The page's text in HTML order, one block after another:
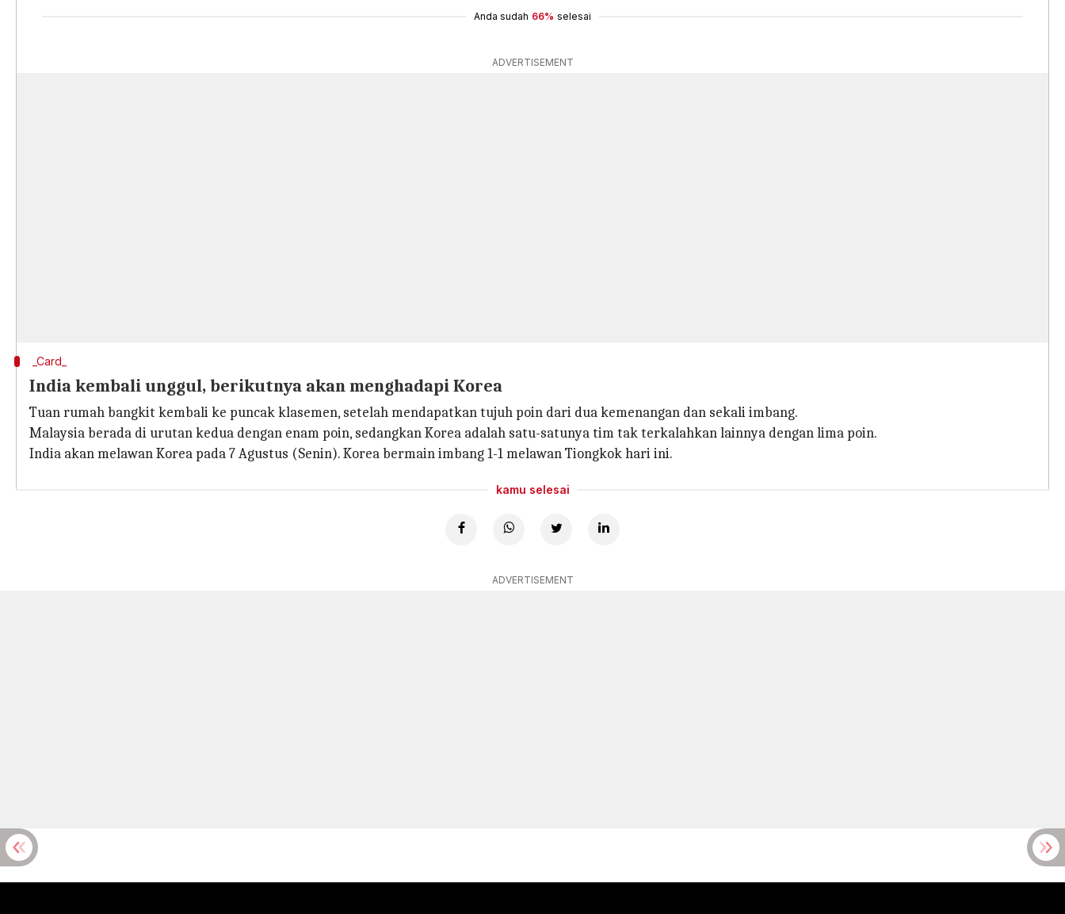
Anda sudah 66% selesai
ADVERTISEMENT
_Card_
India kembali unggul, berikutnya akan menghadapi Korea
Tuan rumah bangkit kembali ke puncak klasemen, setelah mendapatkan tujuh poin dari dua kemenangan dan sekali imbang.
Malaysia berada di urutan kedua dengan enam poin, sedangkan Korea adalah satu-satunya tim tak terkalahkan lainnya dengan lima poin.
India akan melawan Korea pada 7 Agustus (Senin). Korea bermain imbang 1-1 melawan Tiongkok hari ini.
kamu selesai
ADVERTISEMENT